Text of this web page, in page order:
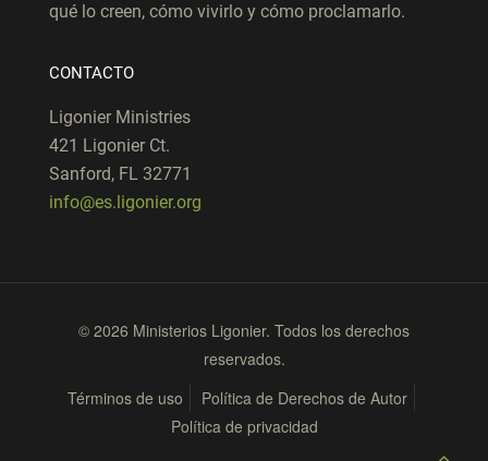
qué lo creen, cómo vivirlo y cómo proclamarlo.
CONTACTO
Ligonier Ministries
421 Ligonier Ct.
Sanford, FL 32771
info@es.ligonier.org
© 2026 Ministerios Ligonier. Todos los derechos
reservados.
Términos de uso
Política de Derechos de Autor
Política de privacidad